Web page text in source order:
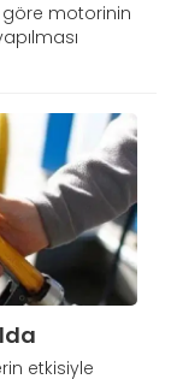
göre motorinin
etkisiyle